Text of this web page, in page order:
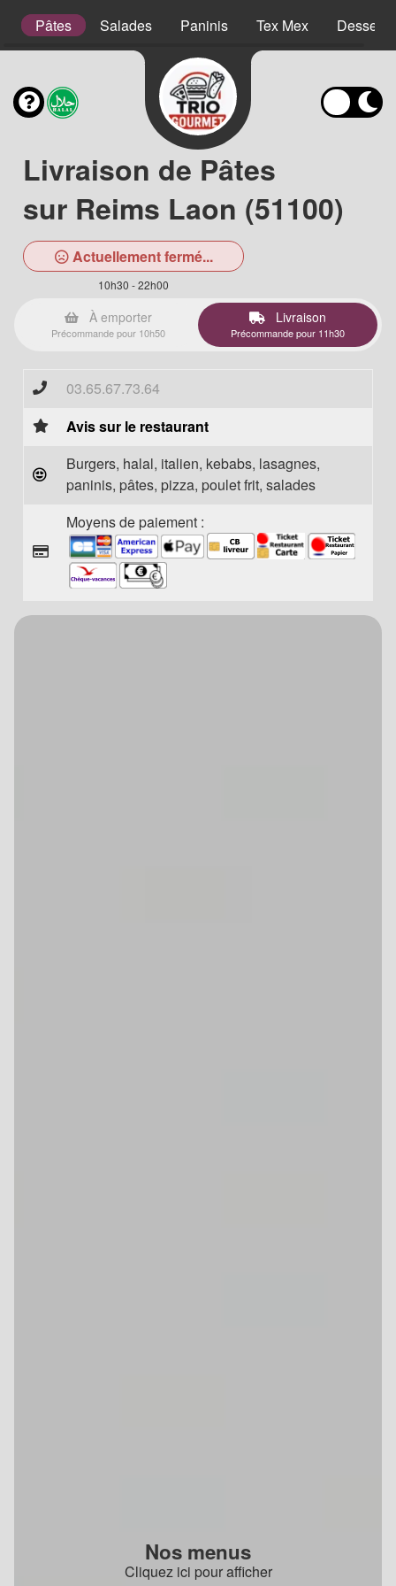
Pâtes Salades Paninis Tex Mex Desserts
Livraison de Pâtes
sur Reims Laon (51100)
Actuellement fermé...
10h30 - 22h00
À emporter
Précommande pour 10h50
Livraison
Précommande pour 11h30
03.65.67.73.64
Avis sur le restaurant
Burgers, halal, italien, kebabs, lasagnes,
paninis, pâtes, pizza, poulet frit, salades
Moyens de paiement :
Nos menus
Cliquez ici pour afficher